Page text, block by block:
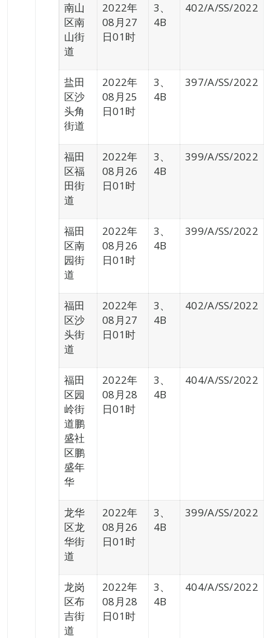
南山
区南
山街
道
2022年
08月27
日01时
3、
4B
402/A/SS/2022
盐田
区沙
头角
街道
2022年
08月25
日01时
3、
4B
397/A/SS/2022
福田
区福
田街
道
2022年
08月26
日01时
3、
4B
399/A/SS/2022
福田
区南
园街
道
2022年
08月26
日01时
3、
4B
399/A/SS/2022
福田
区沙
头街
道
2022年
08月27
日01时
3、
4B
402/A/SS/2022
福田
区园
岭街
道鹏
盛社
区鹏
盛年
华
2022年
08月28
日01时
3、
4B
404/A/SS/2022
龙华
区龙
华街
道
2022年
08月26
日01时
3、
4B
399/A/SS/2022
龙岗
区布
吉街
道
2022年
08月28
日01时
3、
4B
404/A/SS/2022